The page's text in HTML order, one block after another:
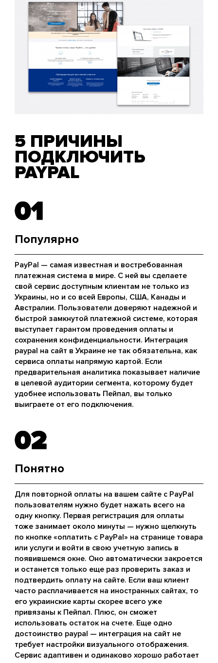
5 ПРИЧИНЫ
ПОДКЛЮЧИТЬ
PAYPAL
01
01
Популярно
PayPal — самая известная и востребованная
платежная система в мире. С ней вы сделаете
свой сервис доступным клиентам не только из
Украины, но и со всей Европы, США, Канады и
Австралии. Пользователи доверяют надежной и
быстрой замкнутой платежной системе, которая
выступает гарантом проведения оплаты и
сохранения конфиденциальности. Интеграция
paypal на сайт в Украине не так обязательна, как
сервиса оплаты напрямую картой. Если
предварительная аналитика показывает наличие
в целевой аудитории сегмента, которому будет
удобнее использовать Пейпал, вы только
выиграете от его подключения.
02
02
Понятно
Для повторной оплаты на вашем сайте с PayPal
пользователям нужно будет нажать всего на
одну кнопку. Первая регистрация для оплаты
тоже занимает около минуты — нужно щелкнуть
по кнопке «оплатить с PayPal» на странице товара
или услуги и войти в свою учетную запись в
появившемся окне. Оно автоматически закроется
и останется только еще раз проверить заказ и
подтвердить оплату на сайте. Если ваш клиент
часто расплачивается на иностранных сайтах, то
его украинские карты скорее всего уже
привязаны к Пейпал. Плюс, он сможет
использовать остаток на счете. Еще одно
достоинство paypal — интеграция на сайт не
требует настройки визуального отображения.
Сервис адаптивен и одинаково хорошо работает